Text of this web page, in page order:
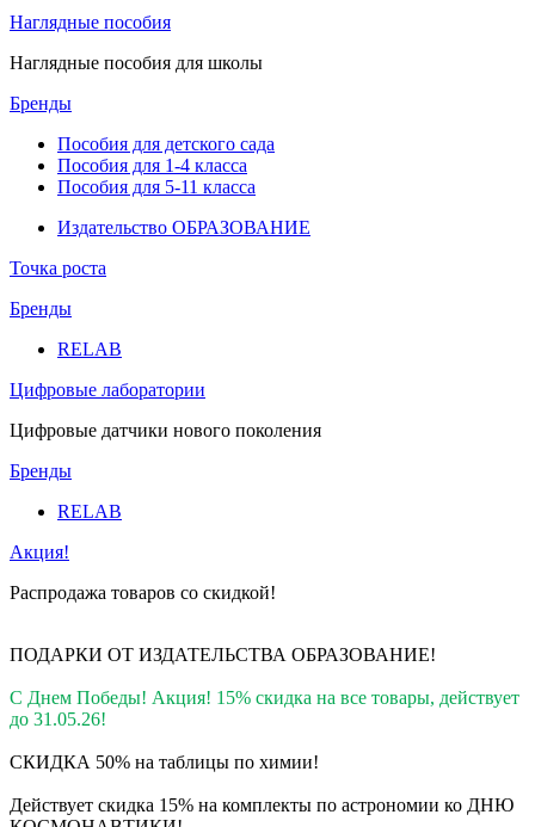
Наглядные пособия
Наглядные пособия для школы
Бренды
Пособия для детского сада
Пособия для 1-4 класса
Пособия для 5-11 класса
Издательство ОБРАЗОВАНИЕ
Точка роста
Бренды
RELAB
Цифровые лаборатории
Цифровые датчики нового поколения
Бренды
RELAB
Акция!
Распродажа товаров со скидкой!
ПОДАРКИ ОТ ИЗДАТЕЛЬСТВА ОБРАЗОВАНИЕ!
С Днем Победы! Акция! 15% скидка на все товары, действует
до 31.05.26!
СКИДКА 50% на таблицы по химии!
Действует скидка 15% на комплекты по астрономии ко ДНЮ